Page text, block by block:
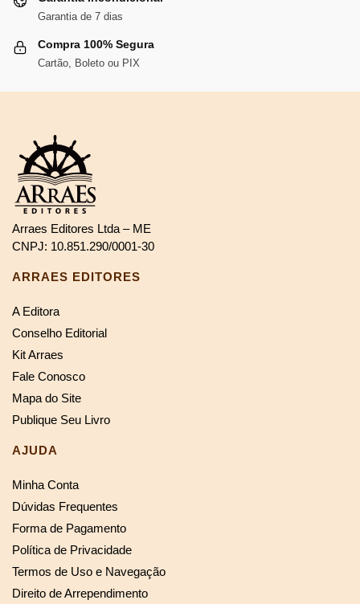
Garantia de 7 dias
Compra 100% Segura
Cartão, Boleto ou PIX
Arraes Editores Ltda – ME
CNPJ: 10.851.290/0001-30
ARRAES EDITORES
A Editora
Conselho Editorial
Kit Arraes
Fale Conosco
Mapa do Site
Publique Seu Livro
AJUDA
Minha Conta
Dúvidas Frequentes
Forma de Pagamento
Política de Privacidade
Termos de Uso e Navegação
Direito de Arrependimento